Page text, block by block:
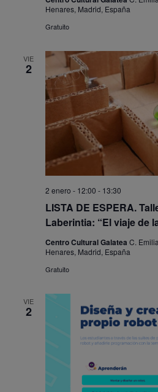
Henares, Madrid, España
Gratuito
VIE
2
LISTA DE ESPERA.
Laberintia: “El viaje de
2 enero - 12:00 - 13:30
Centro Cultural Galatea C.
Henares, Madrid, España
Gratuito
VIE
2